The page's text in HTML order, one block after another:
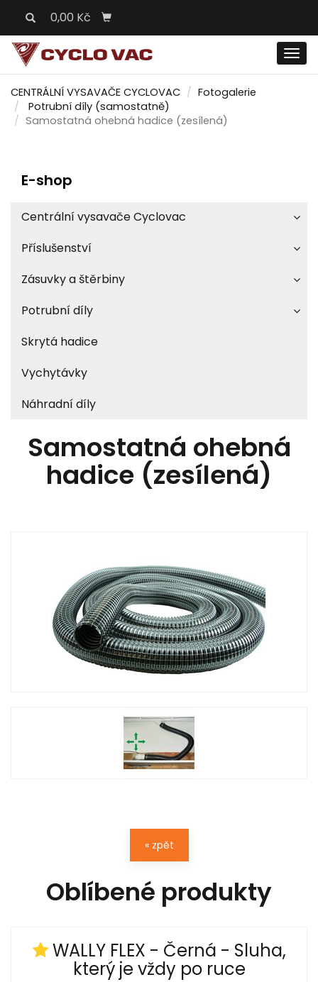
0,00 Kč
CENTRÁLNÍ VYSAVAČE CYCLOVAC
Fotogalerie
Potrubní díly (samostatně)
Samostatná ohebná hadice (zesílená)
E-shop
Centrální vysavače Cyclovac
Příslušenství
Zásuvky a štěrbiny
Potrubní díly
Skrytá hadice
Vychytávky
Náhradní díly
Samostatná ohebná
hadice (zesílená)
« zpět
Oblíbené produkty
WALLY FLEX - Černá - Sluha,
který je vždy po ruce